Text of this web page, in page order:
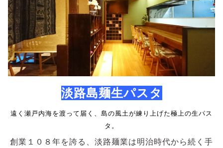
淡路島麺生パスタ
遠く瀬戸内海を渡って届く、島の風土が練り上げた極上の生パス
タ。
創業１０８年を誇る、淡路麺業は明治時代から続く手